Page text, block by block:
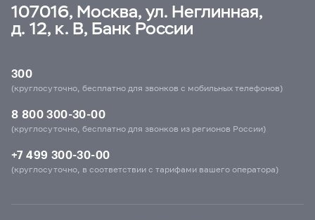
107016, Москва, ул. Неглинная,
д. 12, к. В, Банк России
300
(круглосуточно, бесплатно для звонков с мобильных телефонов)
8 800 300-30-00
(круглосуточно, бесплатно для звонков из регионов России)
+7 499 300-30-00
(круглосуточно, в соответствии с тарифами вашего оператора)